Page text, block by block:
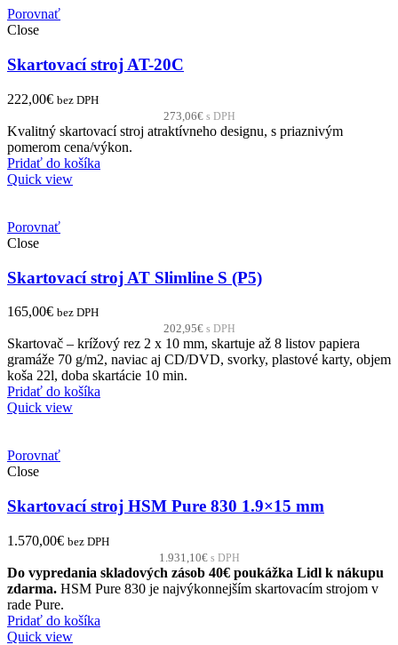
Porovnať
Close
Skartovací stroj AT-20C
222,00€ bez DPH
273,06€ s DPH
Kvalitný skartovací stroj atraktívneho designu, s priaznivým
pomerom cena/výkon.
Pridať do košíka
Quick view
Porovnať
Close
Skartovací stroj AT Slimline S (P5)
165,00€ bez DPH
202,95€ s DPH
Skartovač – krížový rez 2 x 10 mm, skartuje až 8 listov papiera
gramáže 70 g/m2, naviac aj CD/DVD, svorky, plastové karty, objem
koša 22l, doba skartácie 10 min.
Pridať do košíka
Quick view
Porovnať
Close
Skartovací stroj HSM Pure 830 1.9×15 mm
1.570,00€ bez DPH
1.931,10€ s DPH
Do vypredania skladových zásob 40€ poukážka Lidl k nákupu
zdarma. HSM Pure 830 je najvýkonnejším skartovacím strojom v
rade Pure.
Pridať do košíka
Quick view